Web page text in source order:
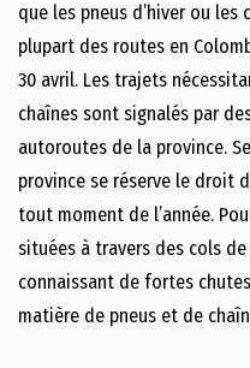
que les pneus d’hiver ou
plupart des routes en
30 avril. Les trajets
chaînes sont signalés par
autoroutes de la province.
province se réserve le droit
tout moment de l’année.
situées à travers des cols
connaissant de fortes
matière de pneus et de